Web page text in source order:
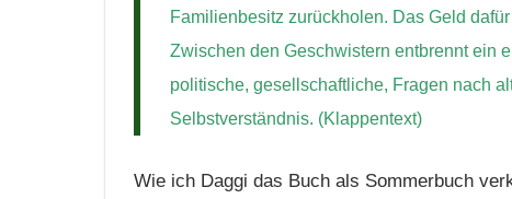
Familienbesitz zurückholen. Das Geld
Zwischen den Geschwistern entbrennt ein
politische, gesellschaftliche, Fragen nach
Selbstverständnis. (Klappentext)
Wie ich Daggi das Buch als Sommerbuch